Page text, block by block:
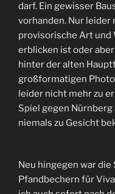
darf. Ein gewisser
vorhanden. Nur
provisorische Art und
erblicken ist oder aber
hinter der alten
großformatigen
leider nicht mehr zu
Spiel gegen Nürnberg
niemals zu Gesicht
Neu hingegen war
Pfandbechern für